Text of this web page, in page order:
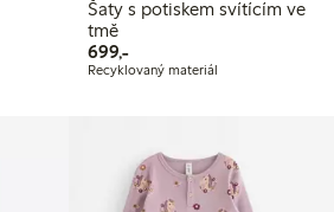
Šaty s potiskem svítícím ve
tmě
699,-699,00 Kč
Recyklovaný materiál